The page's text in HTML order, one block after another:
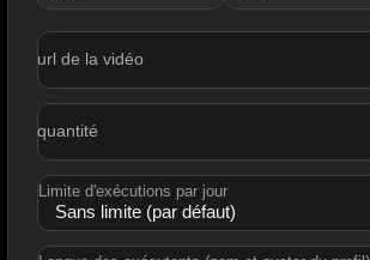
url de la vidéo
quantité
Limite d'exécutions par jour